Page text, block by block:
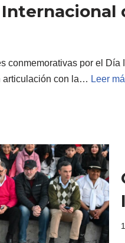
conmemorativas por el
articulación con la… Leer